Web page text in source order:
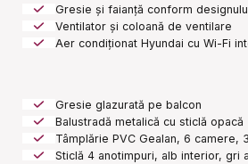
Gresie și faianță conform
Ventilator și coloană de ventilare
Aer condiționat Hyundai cu Wi-Fi
Gresie glazurată pe balcon
Balustradă metalică cu sticlă opacă
Tâmplărie PVC Gealan, 6 camere,
Sticlă 4 anotimpuri, alb interior, gri